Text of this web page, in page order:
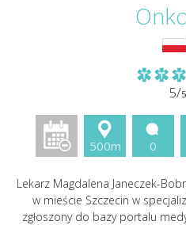
5/5
500m 0
Lekarz Magdalena Janeczek-
w mieście Szczecin w
zgłoszony do bazy portalu